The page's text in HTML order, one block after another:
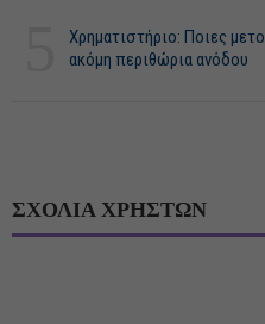
Χρηματιστήριο: Ποιες
ακόμη περιθώρια ανόδου
ΣΧΟΛΙΑ ΧΡΗΣΤΩΝ